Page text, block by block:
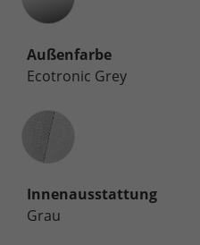
Außenfarbe
Ecotronic Grey
Innenausstattung
Innenausstattung
Grau